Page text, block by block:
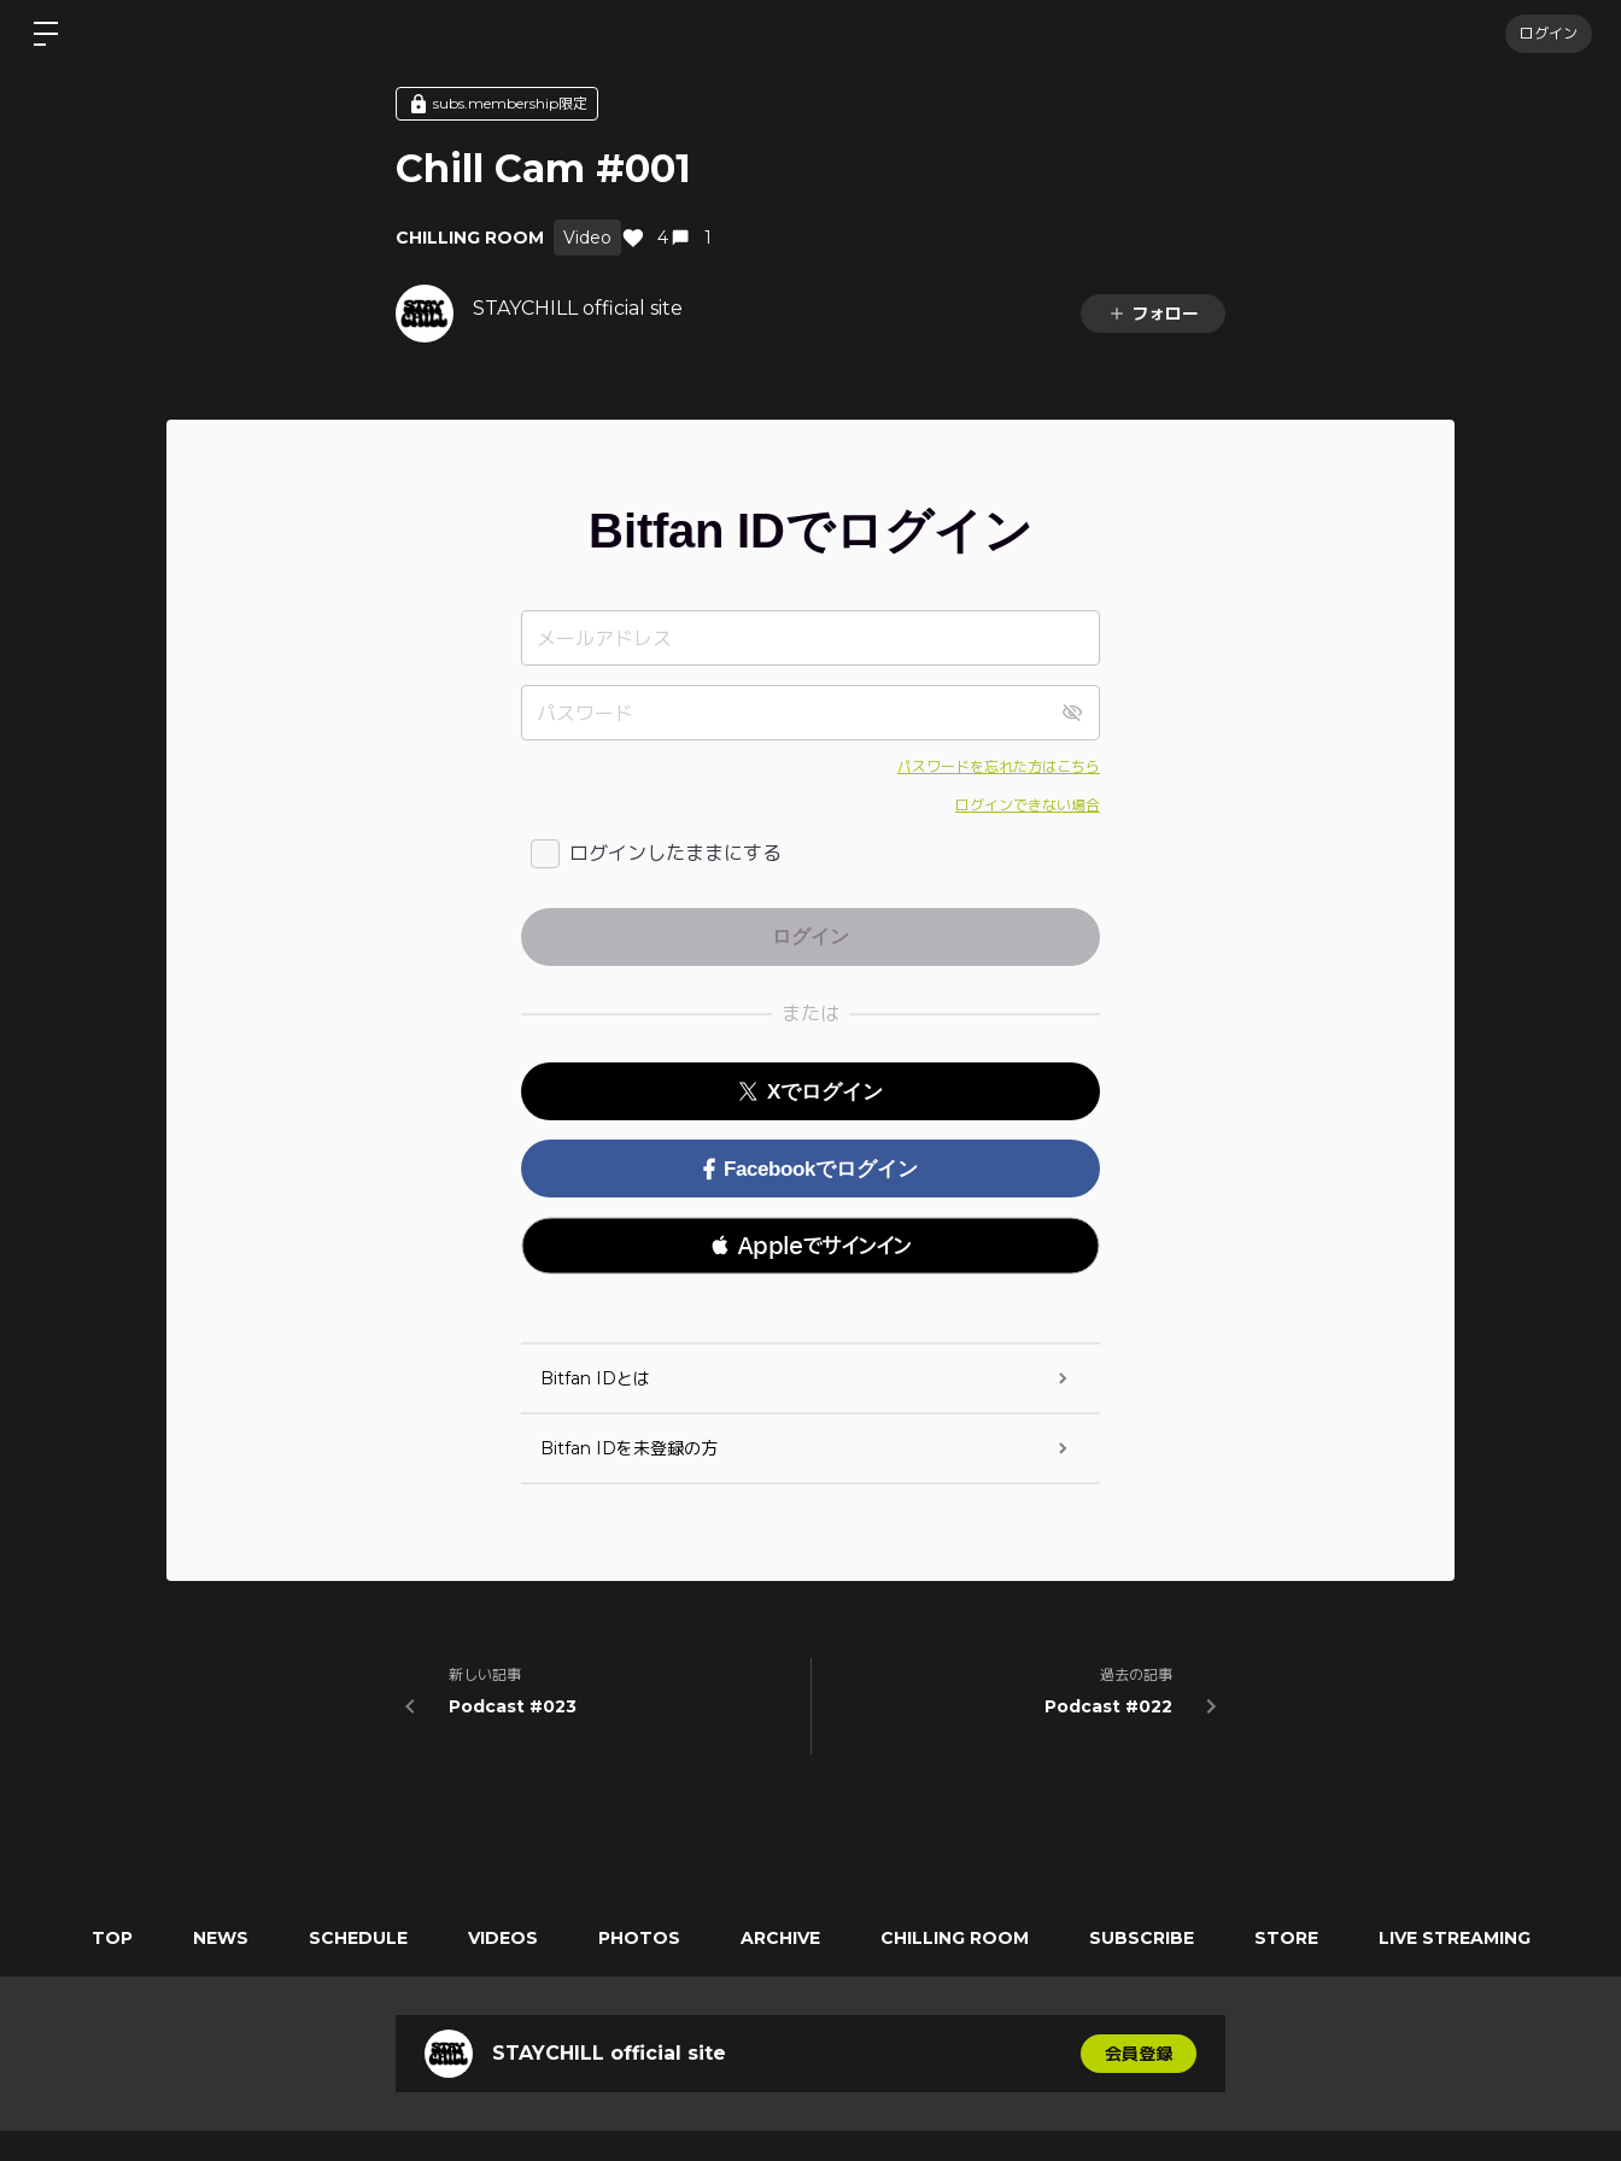
ログイン
subs.membership限定
Chill Cam #001
CHILLING ROOM Video 4 1
STAYCHILL official site フォロー
Bitfan IDでログイン
パスワードを忘れた方はこちら
ログインできない場合
ログインしたままにする
または
Xでログイン
Facebookでログイン
 Appleでサインイン
Bitfan IDとは
Bitfan IDを未登録の方
新しい記事
Podcast #023
過去の記事
Podcast #022
TOP NEWS SCHEDULE VIDEOS PHOTOS ARCHIVE CHILLING ROOM SUBSCRIBE STORE LIVE STREAMING
STAYCHILL official site 会員登録